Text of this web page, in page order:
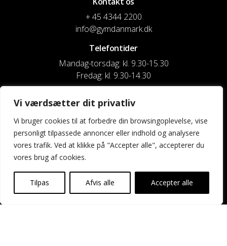
Vi værdsætter dit privatliv
Vi bruger cookies til at forbedre din browsingoplevelse, vise
personligt tilpassede annoncer eller indhold og analysere
vores trafik. Ved at klikke på "Accepter alle", accepterer du
vores brug af cookies.
Tilpas Afvis alle Accepter alle
+ 45 4344 2200
info@gymdanmark.dk
Telefontider
Mandag-torsdag: kl. 9.30-15.30
Fredag: kl. 9.30-14.30
CVR nr. 20916818
Reg. & Kontonr.: 4180 3119119022
Privatlivspolitik og cookies
Kontakt os
Kalender